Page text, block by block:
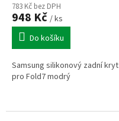
783 Kč bez DPH
948 Kč / ks
Do košíku
Samsung silikonový zadní kryt
pro Fold7 modrý